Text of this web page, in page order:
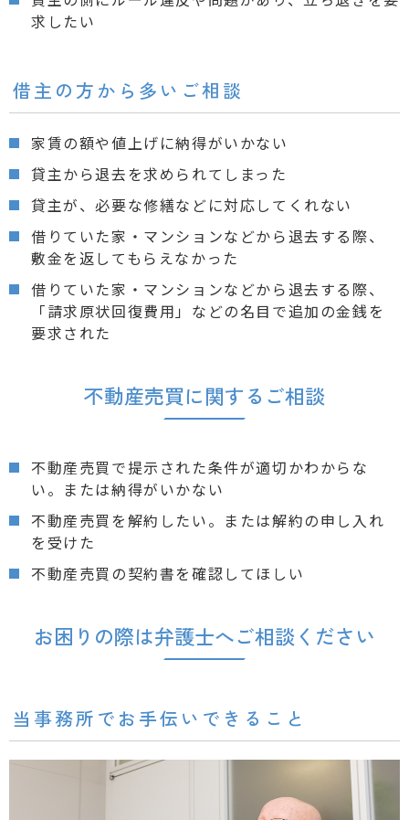
求したい
借主の方から多いご相談
家賃の額や値上げに納得がいかない
貸主から退去を求められてしまった
貸主が、必要な修繕などに対応してくれない
借りていた家・マンションなどから退去する際、
敷金を返してもらえなかった
借りていた家・マンションなどから退去する際、
「請求原状回復費用」などの名目で追加の金銭を
要求された
不動産売買に関するご相談
不動産売買で提示された条件が適切かわからな
い。または納得がいかない
不動産売買を解約したい。または解約の申し入れ
を受けた
不動産売買の契約書を確認してほしい
お困りの際は弁護士へご相談ください
当事務所でお手伝いできること